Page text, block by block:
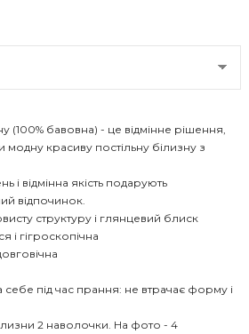
(100% бавовна) - це відмінне рішення,
красиву постільну білизну з
і відмінна якість подарують
відпочинок.
структуру і глянцевий блиск
і гігроскопічна
під час прання: не втрачає форму і
2 наволочки. На фото - 4